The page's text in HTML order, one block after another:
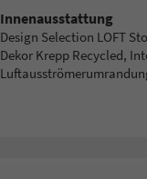
Innenausstattung
Design Selection LOFT
Dekor Krepp Recycled,